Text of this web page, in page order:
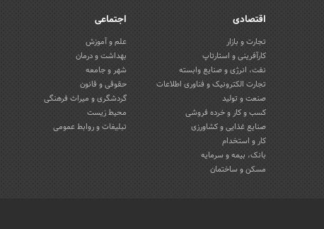
اقتصادی
تجارت و بازار
کارآفرینی و استارتاپ
نفت، انرژی و صنایع وابسته
تجارت الکترونیک و فناوری اطلاعات
صنعت و تولید
کسب و کار و خرده فروشی
صنایع غذایی و کشاورزی
کار و استخدام
بانک، بیمه و سرمایه
مسکن و ساختمان
اجتماعی
علم و آموزش
بهداشت و درمان
شهر و جامعه
حقوقی و قانون
گردشگری و میراث فرهنگی
محیط زیست
تبلیغات و روابط عمومی